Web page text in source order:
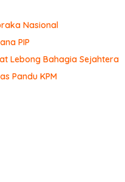
Nasional
PIP
Lebong Bahagia Sejahtera
Pandu KPM